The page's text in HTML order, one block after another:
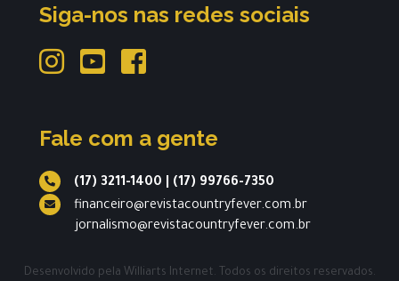
Siga-nos nas redes sociais
Fale com a gente
(17) 3211-1400
(17) 99766-7350
financeiro@revistacountryfever.com.br
jornalismo@revistacountryfever.com.br
Desenvolvido pela Williarts Internet. Todos os direitos reservados.